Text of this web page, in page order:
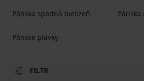
Pánska spodná bielizeň
Pánske plavky
FILTR